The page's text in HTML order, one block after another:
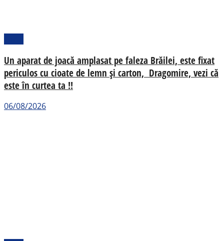
Un aparat de joacă amplasat pe faleza Brăilei, este fixat
periculos cu cioate de lemn și carton, Dragomire, vezi că
este în curtea ta !!
06/08/2026